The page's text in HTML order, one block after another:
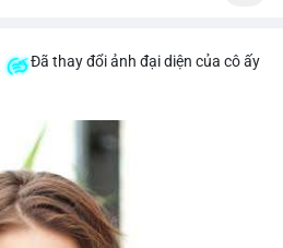
Đã thay đổi ảnh đại diện của cô ấy